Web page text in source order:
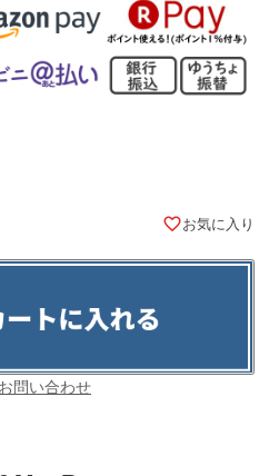
お気に入り
お問い合わせ